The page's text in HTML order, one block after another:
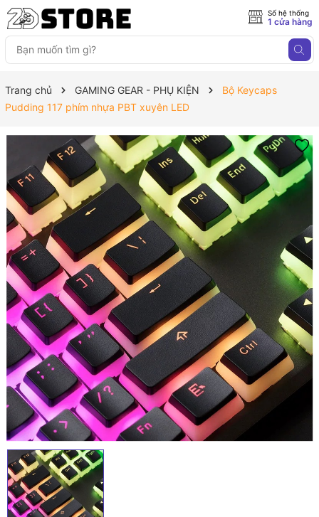
Số hệ thống
1 cửa hàng
Trang chủ GAMING GEAR - PHỤ KIỆN
Bộ Keycaps
Pudding 117 phím nhựa PBT xuyên LED